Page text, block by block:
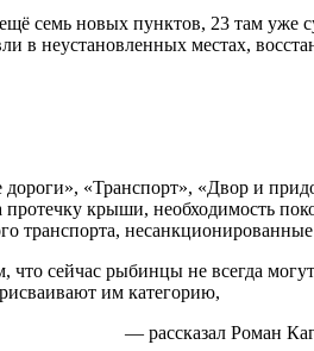
семь новых пунктов, 23 там уже
в неустановленных местах,
«Транспорт», «Двор и
крыши, необходимость
транспорта,
сейчас рыбинцы не всегда
им категорию,
— рассказал Роман